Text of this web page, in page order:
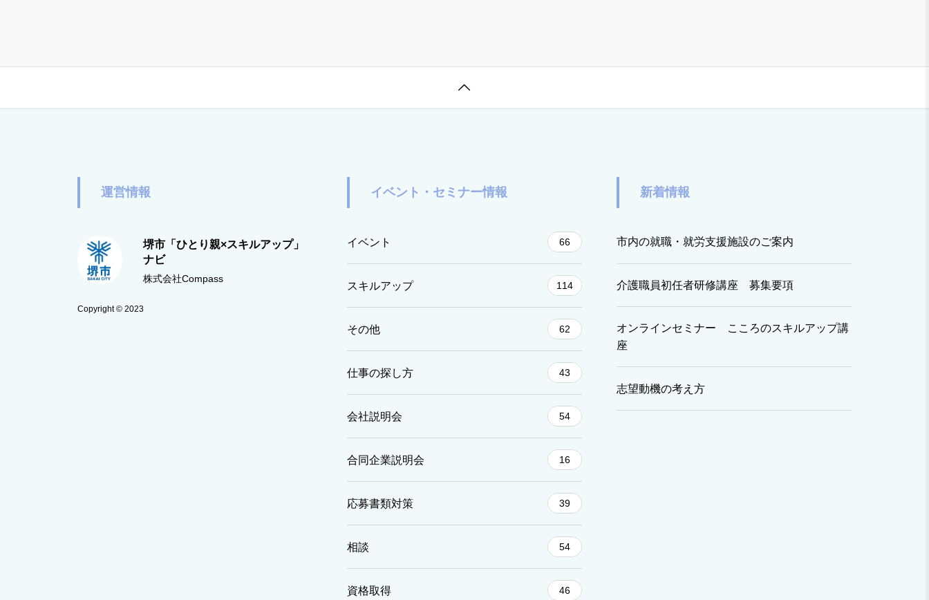

運営情報
堺市「ひとり親×スキルアップ」
ナビ
株式会社Compass
Copyright © 2023
イベント・セミナー情報
イベント 66
スキルアップ 114
その他 62
仕事の探し方 43
会社説明会 54
合同企業説明会 16
応募書類対策 39
相談 54
資格取得 46
新着情報
市内の就職・就労支援施設のご案内
介護職員初任者研修講座 募集要項
オンラインセミナー こころのスキルアップ講
座
志望動機の考え方